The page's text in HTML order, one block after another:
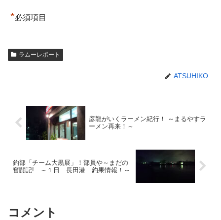
*必須項目
ラムーレポート
ATSUHIKO
彦龍がいくラーメン紀行！ ～まるやすラ
ーメン再来！～
釣部「チーム大黒展」！部員や～まだの
奮闘記! ～１日 長田港 釣果情報！～
コメント